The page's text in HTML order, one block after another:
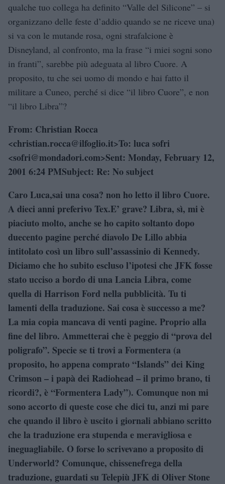
qualche tuo collega ha definito “Valle del Silicone” – si
organizzano delle feste d’addio quando se ne riceve una)
si va con le mutande rosa, ogni strafalcione è
Disneyland, al confronto, ma la frase “i miei sogni sono
in franti”, sarebbe più adeguata al libro Cuore. A
proposito, tu che sei uomo di mondo e hai fatto il
militare a Cuneo, perché si dice “il libro Cuore”, e non
“il libro Libra”?
From: Christian Rocca
<christian.rocca@ilfoglio.it>To: luca sofri
<sofri@mondadori.com>Sent: Monday, February 12,
2001 6:24 PMSubject: Re: No subject
Caro Luca,sai una cosa? non ho letto il libro Cuore.
A dieci anni preferivo Tex.E’ grave? Libra, sì, mi è
piaciuto molto, anche se ho capito soltanto dopo
duecento pagine perché diavolo De Lillo abbia
intitolato così un libro sull’assassinio di Kennedy.
Diciamo che ho subito escluso l’ipotesi che JFK fosse
stato ucciso a bordo di una Lancia Libra, come
quella di Harrison Ford nella pubblicità. Tu ti
lamenti della traduzione. Sai cosa è successo a me?
La mia copia mancava di venti pagine. Proprio alla
fine del libro. Ammetterai che è peggio di “prova del
poligrafo”. Specie se ti trovi a Formentera (a
proposito, ho appena comprato “Islands” dei King
Crimson – i papà dei Radiohead – il primo brano, ti
ricordi?, è “Formentera Lady”). Comunque non mi
sono accorto di queste cose che dici tu, anzi mi pare
che quando il libro è uscito i giornali abbiano scritto
che la traduzione era stupenda e meravigliosa e
ineguagliabile. O forse lo scrivevano a proposito di
Underworld? Comunque, chissenefrega della
traduzione, guardati su Telepiù JFK di Oliver Stone